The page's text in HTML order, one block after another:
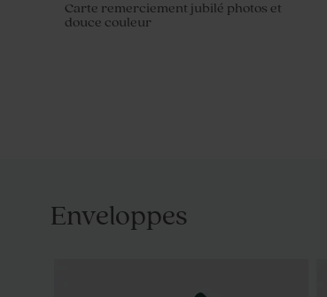
Carte remerciement jubilé photos et
douce couleur
Enveloppes